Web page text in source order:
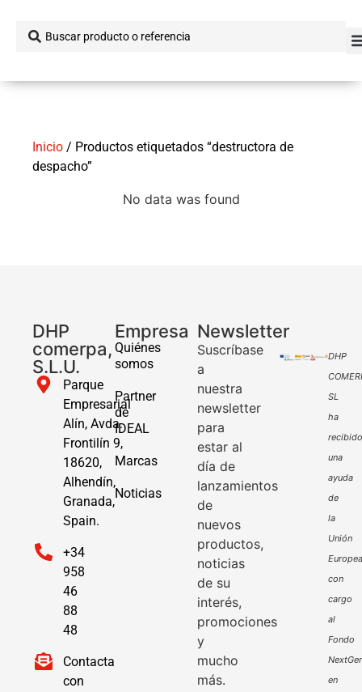
Inicio / Productos etiquetados “destructora de
despacho”
No data was found
DHP
comerpa,
S.L.U.
Parque
Empresarial
Alín, Avda.
Frontilín 9,
18620,
Alhendín,
Granada,
Spain.
+34
958
46
88
48
Contacta
con
Empresa
Quiénes
somos
Partner
de
IDEAL
Marcas
Noticias
Newsletter
Suscríbase
a
nuestra
newsletter
para
estar al
día de
lanzamientos
de
nuevos
productos,
noticias
de su
interés,
promociones
y
mucho
más.
DHP
SL
ha
recibido
una
ayuda
de
la
Unión
Europea
con
cargo
al
Fondo
en